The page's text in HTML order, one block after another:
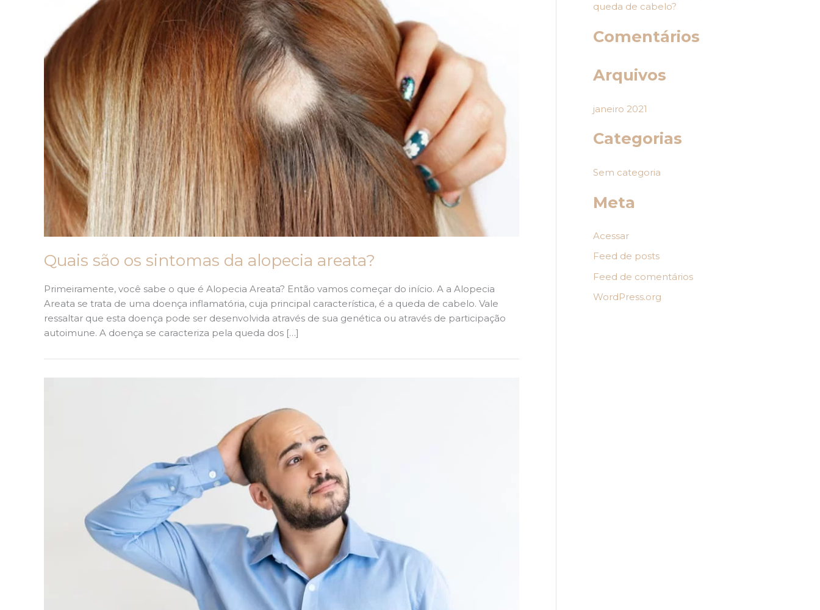
Quais são os sintomas da alopecia areata?
Primeiramente, você sabe o que é Alopecia Areata? Então vamos começar do início. A a Alopecia
Areata se trata de uma doença inflamatória, cuja principal característica, é a queda de cabelo. Vale
ressaltar que esta doença pode ser desenvolvida através de sua genética ou através de participação
autoimune. A doença se caracteriza pela queda dos […]
p
r
queda de cabelo?
Comentários
Arquivos
janeiro 2021
Categorias
Sem categoria
Meta
Acessar
Feed de posts
Feed de comentários
WordPress.org